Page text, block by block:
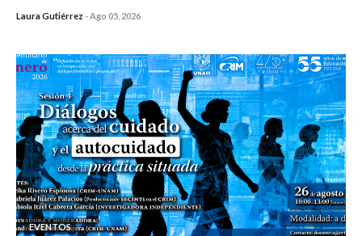
Laura Gutiérrez -Ago 05, 2026
EVENTOS